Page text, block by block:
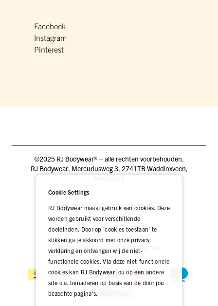
Facebook
Instagram
Pinterest
©2025 RJ Bodywear® – alle rechten voorbehouden.
RJ Bodywear, Mercuriusweg 3, 2741TB Waddinxveen,
BlogZakelijkPers Vacatures DEALER LOGIN
Betaal veilig én gemakkelijk via
Cookie Settings
RJ Bodywear maakt gebruik van cookies. Deze
worden gebruikt voor verschillende
doeleinden. Door op 'cookies toestaan' te
klikken ga je akkoord met onze privacy
verklaring en ontvangen wij de niet-
functionele cookies. Via deze niet-functionele
cookies kan RJ Bodywear jou op een andere
site o.a. benaderen op basis van de door jou
bezochte pagina's.